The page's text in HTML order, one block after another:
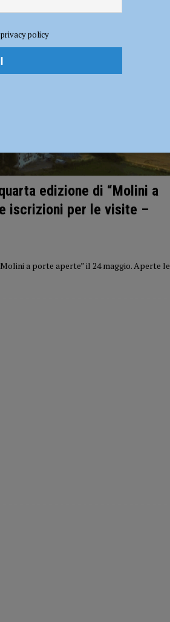
di Piacenza”
edizione di “Molini a
iscrizioni per le visite –
a porte aperte” il 24 maggio. Aperte le
policy